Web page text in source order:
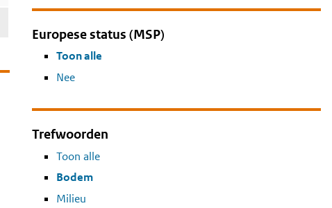
Europese status (MSP)
Toon alle
Nee
Trefwoorden
Toon alle
Bodem
Milieu